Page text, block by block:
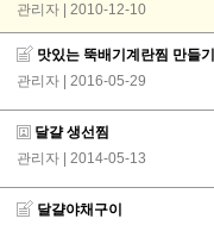
관리자 | 2010-12-10
맛있는 뚝배기계란찜 만들기
관리자
| 2016-05-29
달걀 생선찜
관리자
| 2014-05-13
달걀야채구이